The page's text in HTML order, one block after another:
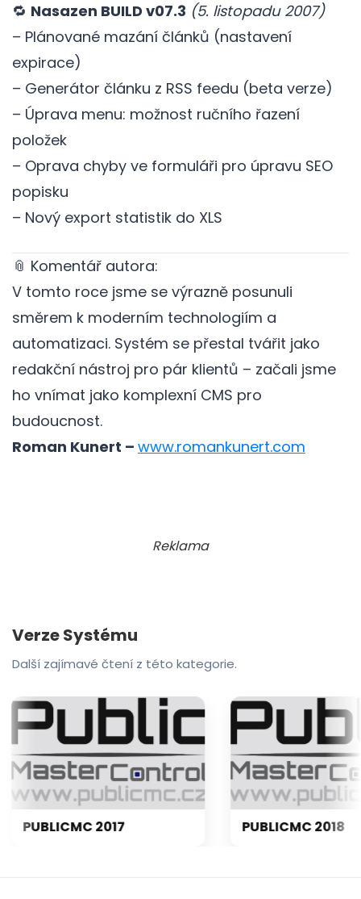
🔁 Nasazen BUILD v07.3 (5. listopadu 2007)
– Plánované mazání článků (nastavení
expirace)
– Generátor článku z RSS feedu (beta verze)
– Úprava menu: možnost ručního řazení
položek
– Oprava chyby ve formuláři pro úpravu SEO
popisku
– Nový export statistik do XLS
📎 Komentář autora:
V tomto roce jsme se výrazně posunuli
směrem k moderním technologiím a
automatizaci. Systém se přestal tvářit jako
redakční nástroj pro pár klientů – začali jsme
ho vnímat jako komplexní CMS pro
budoucnost.
Roman Kunert – www.romankunert.com
Reklama
Verze Systému
Další zajímavé čtení z této kategorie.
PUBLICMC 2017 PUBLICMC 2018